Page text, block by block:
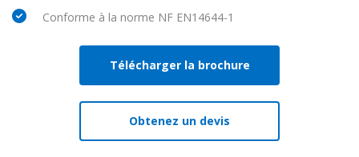
Conforme à la norme NF EN14644-1
Télécharger la brochure
Obtenez un devis